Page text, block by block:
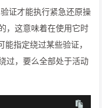
证才能执行紧急还原操
，这意味着在使用它时
指定绕过某些验证，
过，要么全部处于活动